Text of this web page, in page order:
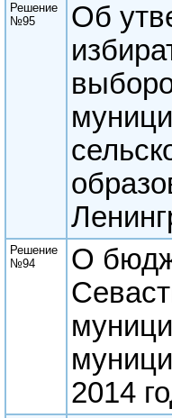
Решение
№95
Об
Решение
№94
О
2014